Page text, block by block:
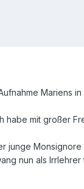
Mariens in
habe mit großer
junge
nun als Irrlehrer